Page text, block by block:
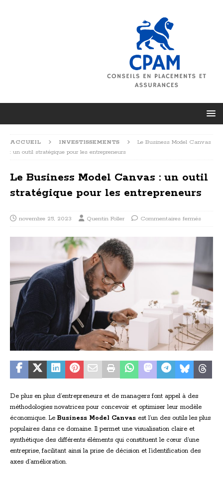
ACCUEIL INVESTISSEMENTS
Le Business Model Canvas
: un outil stratégique pour les entrepreneurs
Le Business Model Canvas : un outil
stratégique pour les entrepreneurs
novembre 25, 2023 Quentin Foller Commentaires fermés
De plus en plus d’entrepreneurs et de managers font appel à des
méthodologies novatrices pour concevoir et optimiser leur modèle
économique. Le Business Model Canvas est l’un des outils les plus
populaires dans ce domaine. Il permet une visualisation claire et
synthétique des différents éléments qui constituent le cœur d’une
entreprise, facilitant ainsi la prise de décision et l’identification des
axes d’amélioration.